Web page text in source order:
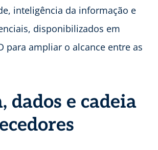
inteligência da informação e
disponibilizados em
para ampliar o alcance entre as
dados e cadeia